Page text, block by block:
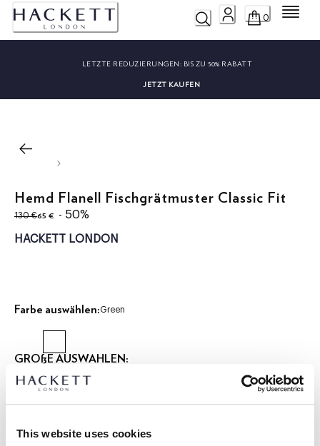
This website uses cookies
0 Menü
LETZTE REDUZIERUNGEN: BIS ZU 50% RABATT
JETZT KAUFEN
Hemd Flanell Fischgrätmuster Classic Fit
130 €
ursprünglicher Preis 130 €
65 €
aktueller Preis 65 €
- 50%
HACKETT LONDON
Farbe auswählen:Green
GRÖßE AUSWÄHLEN:
S
Größe des Models:1.90 m